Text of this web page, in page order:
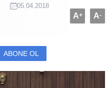
05.04.2018
A+ A-
ABONE OL